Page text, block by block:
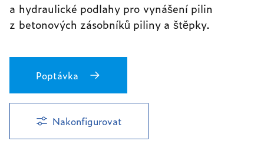
a hydraulické podlahy pro vynášení pilin
z betonových zásobníků piliny a štěpky.
Poptávka
Nakonfigurovat